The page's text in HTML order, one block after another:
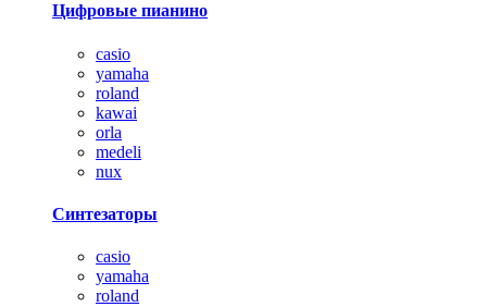
Цифровые пианино
casio
yamaha
roland
kawai
orla
medeli
nux
Синтезаторы
casio
yamaha
roland